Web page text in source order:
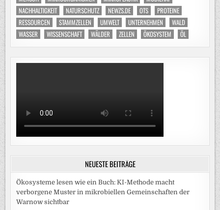
NACHHALTIGKEIT
NATURSCHUTZ NEWZS.DE OTS
PROTEINE
RESSOURCEN
STAMMZELLEN UMWELT UNTERNEHMEN
WALD
WASSER
WISSENSCHAFT WÄLDER ZELLEN ÖKOSYSTEM ÖL
NEUESTE BEITRÄGE
Ökosysteme lesen wie ein Buch: KI-Methode macht
verborgene Muster in mikrobiellen Gemeinschaften der
Warnow sichtbar